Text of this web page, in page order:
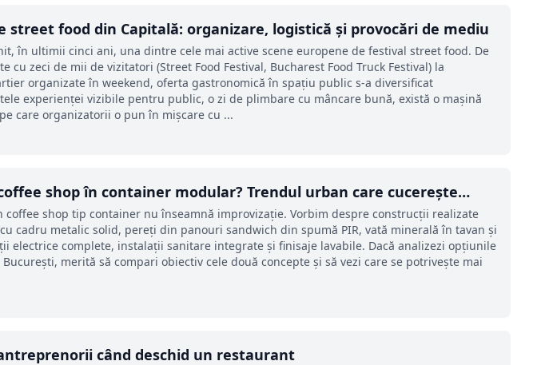
street food din Capitală: organizare, logistică și provocări de mediu
în ultimii cinci ani, una dintre cele mai active scene europene de festival street food. De
cu zeci de mii de vizitatori (Street Food Festival, Bucharest Food Truck Festival) la
organizate în weekend, oferta gastronomică în spațiu public s-a diversificat
experienței vizibile pentru public, o zi de plimbare cu mâncare bună, există o mașină
care organizatorii o pun în mișcare cu ...
shop în container modular? Trendul urban care cucerește
coffee shop tip container nu înseamnă improvizație. Vorbim despre construcții realizate
cadru metalic solid, pereți din panouri sandwich din spumă PIR, vată minerală în tavan și
electrice complete, instalații sanitare integrate și finisaje lavabile. Dacă analizezi opțiunile
merită să compari obiectiv cele două concepte și să vezi care se potrivește mai
când deschid un restaurant